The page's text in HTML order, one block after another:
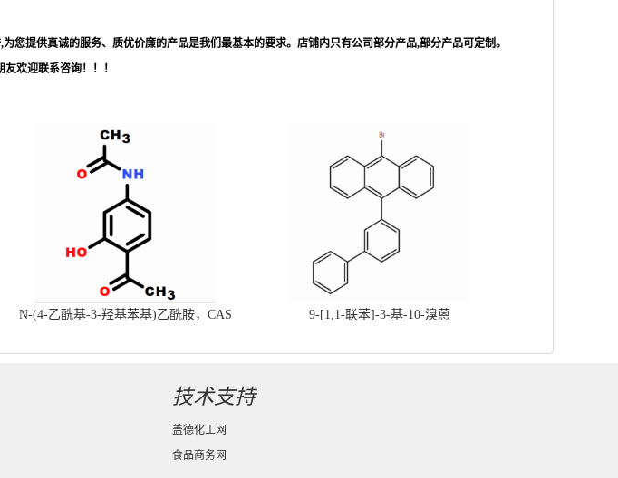
提供真诚的服务、质优价廉的产品是我们最基本的要求。店铺内只有公司部分产品,部分产品可定制。
欢迎联系咨询！！！
N-(4-乙酰基-3-羟基苯基)乙酰胺，CAS
9-[1,1-联苯]-3-基-10-溴蒽
技术支持
盖德化工网
食品商务网